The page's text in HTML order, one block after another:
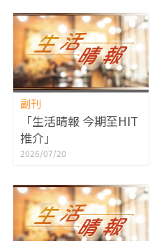
副刊
「生活晴報 今期至HIT
推介」
2026/07/20